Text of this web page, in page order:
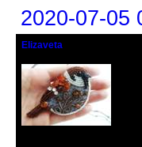
2020-07-05
Elizaveta